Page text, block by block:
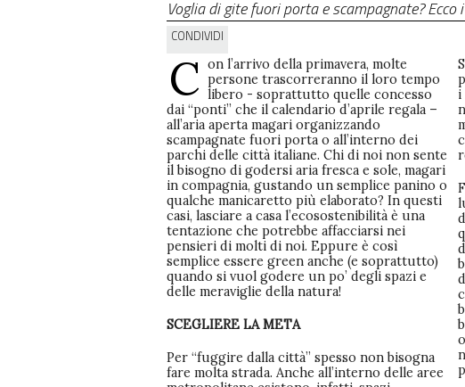
Voglia di gite fuori porta e scampagnate?
CONDIVIDI
C on l’arrivo della primavera, molte
persone trascorreranno il loro tempo
libero - soprattutto quelle concesso
dai “ponti” che il calendario d’aprile regala –
all’aria aperta magari organizzando
scampagnate fuori porta o all’interno dei
parchi delle città italiane. Chi di noi non sente
il bisogno di godersi aria fresca e sole, magari
in compagnia, gustando un semplice panino o
qualche manicaretto più elaborato? In questi
casi, lasciare a casa l’ecosostenibilità è una
tentazione che potrebbe affacciarsi nei
pensieri di molti di noi. Eppure è così
semplice essere green anche (e soprattutto)
quando si vuol godere un po’ degli spazi e
delle meraviglie della natura!
SCEGLIERE LA META
Per “fuggire dalla città” spesso non bisogna
fare molta strada. Anche all’interno delle aree
i